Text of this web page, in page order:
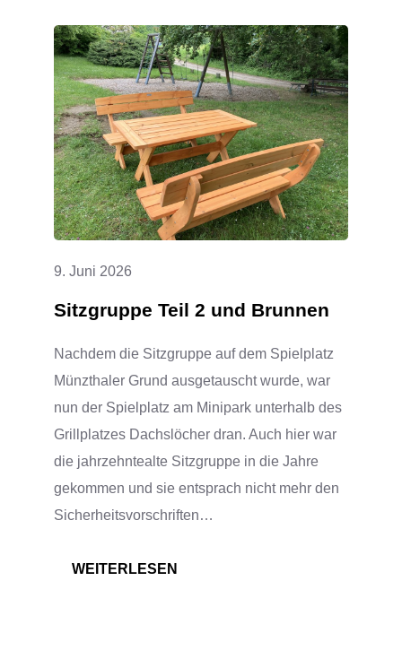
KREUZ
AN
DER
FRIEDHOFSHALLE
SANIERT
9. Juni 2026
Sitzgruppe Teil 2 und Brunnen
Nachdem die Sitzgruppe auf dem Spielplatz
Münzthaler Grund ausgetauscht wurde, war
nun der Spielplatz am Minipark unterhalb des
Grillplatzes Dachslöcher dran. Auch hier war
die jahrzehntealte Sitzgruppe in die Jahre
gekommen und sie entsprach nicht mehr den
Sicherheitsvorschriften…
WEITERLESEN